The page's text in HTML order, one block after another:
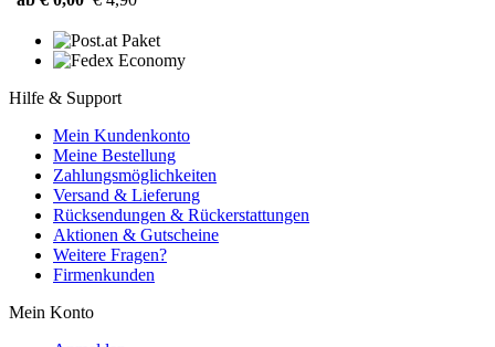
Hilfe & Support
Mein Kundenkonto
Meine Bestellung
Zahlungsmöglichkeiten
Versand & Lieferung
Rücksendungen & Rückerstattungen
Aktionen & Gutscheine
Weitere Fragen?
Firmenkunden
Mein Konto